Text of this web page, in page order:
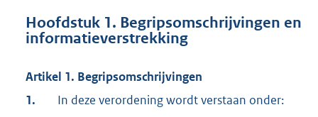
Hoofdstuk 1. Begripsomschrijvingen en
informatieverstrekking
Artikel 1. Begripsomschrijvingen
1.
In deze verordening wordt verstaan onder: